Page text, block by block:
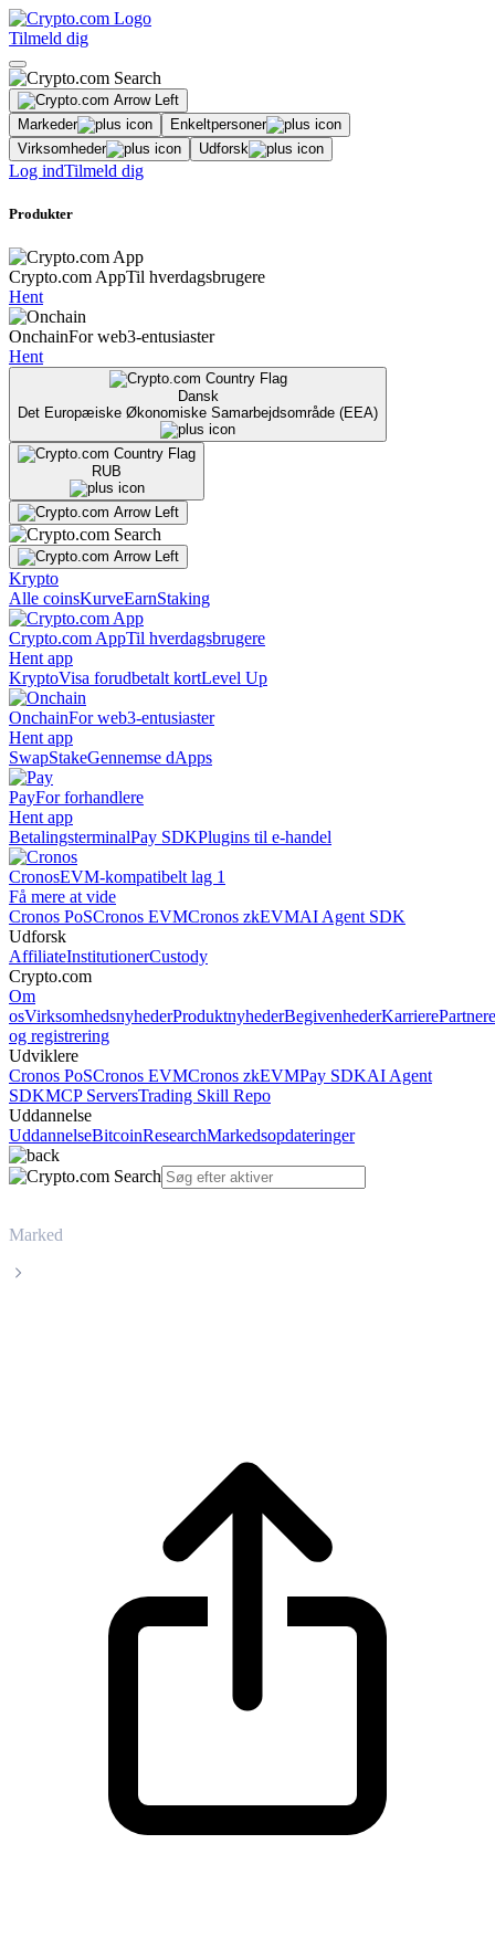
Tilmeld dig
Markeder
Enkeltpersoner
Virksomheder
Udforsk
Log indTilmeld dig
Produkter
Crypto.com AppTil hverdagsbrugere
Hent
OnchainFor web3-entusiaster
Hent
Dansk
Det Europæiske Økonomiske Samarbejdsområde (EEA)
RUB
Krypto
Alle coinsKurveEarnStaking
Crypto.com AppTil hverdagsbrugere
Hent app
KryptoVisa forudbetalt kortLevel Up
OnchainFor web3-entusiaster
Hent app
SwapStakeGennemse dApps
PayFor forhandlere
Hent app
BetalingsterminalPay SDKPlugins til e-handel
CronosEVM-kompatibelt lag 1
Få mere at vide
Cronos PoSCronos EVMCronos zkEVMAI Agent SDK
Udforsk
AffiliateInstitutionerCustody
Crypto.com
Om
osVirksomhedsnyhederProduktnyhederBegivenhederKarrierePartnere
og registrering
Udviklere
Cronos PoSCronos EVMCronos zkEVMPay SDKAI Agent
SDKMCP ServersTrading Skill Repo
Uddannelse
UddannelseBitcoinResearchMarkedsopdateringer
Marked